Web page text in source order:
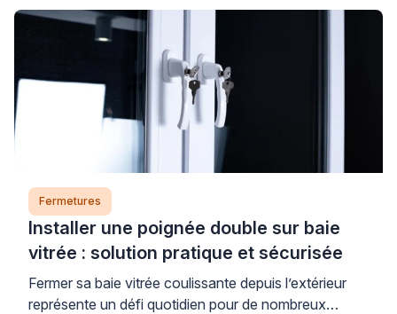
Fermetures
Installer une poignée double sur baie
vitrée : solution pratique et sécurisée
Fermer sa baie vitrée coulissante depuis l’extérieur
représente un défi quotidien pour de nombreux